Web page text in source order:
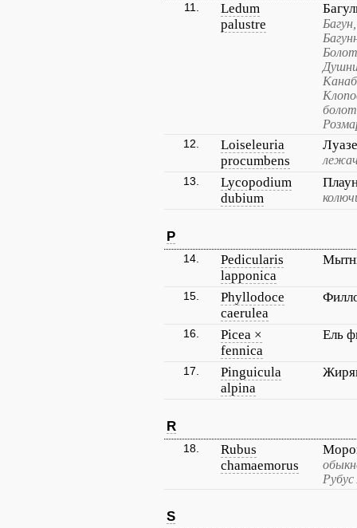
11.
Ledum
palustre
12.
Loiseleuria
procumbens
13.
Lycopodium
dubium
P
14.
Pedicularis
lapponica
15.
Phyllodoce
caerulea
16.
Picea ×
fennica
Ель
17.
Pinguicula
alpina
R
18.
Rubus
chamaemorus
S